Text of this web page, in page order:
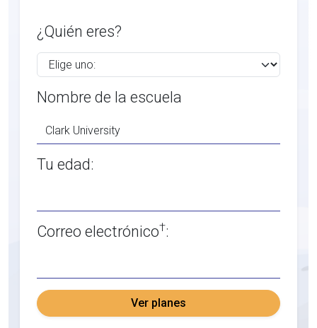
¿Quién eres?
Nombre de la escuela
Tu edad:
Correo electrónico†:
Ver planes